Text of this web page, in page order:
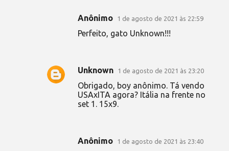
Anônimo 1 de agosto de 2021 às 22:59
Perfeito, gato Unknown!!!
Unknown 1 de agosto de 2021 às 23:20
Obrigado, boy anônimo. Tá vendo
USAxITA agora? Itália na frente no
set 1. 15x9.
Anônimo 1 de agosto de 2021 às 23:40